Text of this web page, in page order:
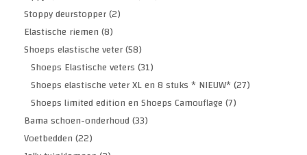
Stoppy deurstopper(2)
Elastische riemen(8)
Shoeps elastische veter(58)
Shoeps Elastische veters(31)
Shoeps elastische veter XL en 8 stuks * NIEUW*(27)
Shoeps limited edition en Shoeps Camouflage(7)
Bama schoen-onderhoud(33)
Voetbedden(22)